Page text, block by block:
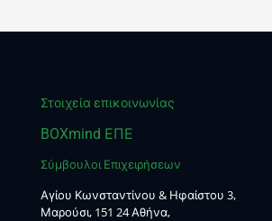
Στοιχεία επικοινωνίας
BOXmind ΕΠΕ
Σύμβουλοι Επιχειρήσεων
Αγίου Κωνσταντίνου & Ηφαίστου 3,
Μαρούσι, 151 24 Αθήνα,